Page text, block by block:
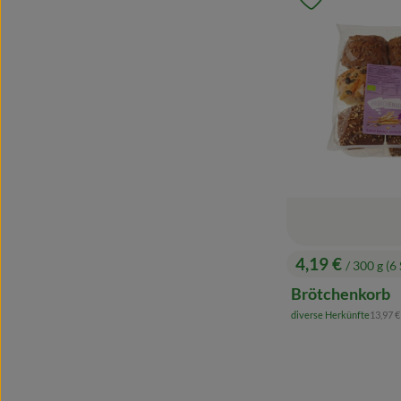
, Preis:
4,19 € / 300 g (6
Brötchenkorb
, Herkunft:
diverse Herkünfte,13,97 €